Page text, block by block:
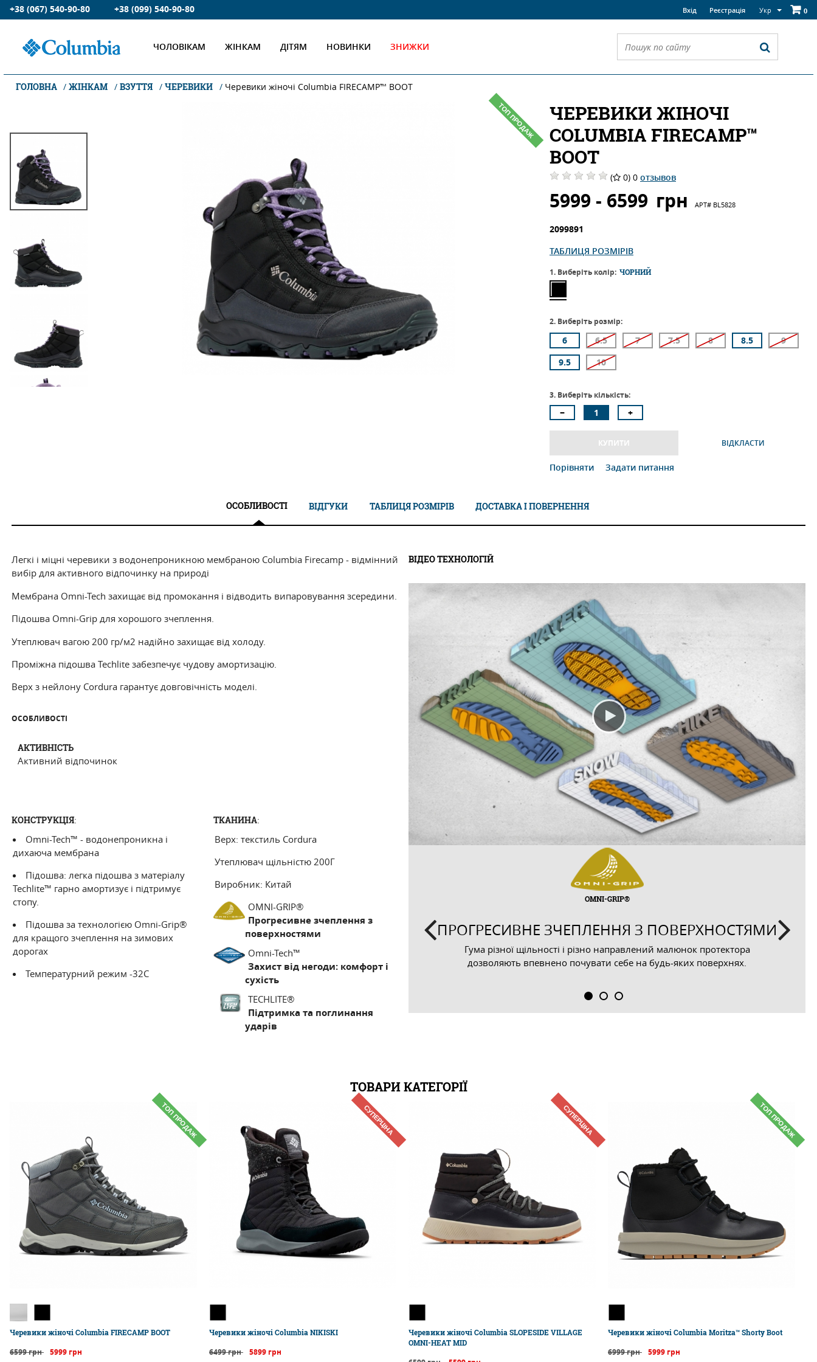
+38 (067) 540-90-80 +38 (099) 540-90-80 Вхід Реєстрація Укр 0
ЧОЛОВІКАМ ЖІНКАМ ДІТЯМ НОВИНКИ ЗНИЖКИ
ГОЛОВНА ЖІНКАМ ВЗУТТЯ ЧЕРЕВИКИ Черевики жіночі Columbia FIRECAMP™ BOOT
ТОП ПРОДАЖ
ЧЕРЕВИКИ ЖІНОЧІ
COLUMBIA FIRECAMP™
BOOT
( 0) 0 отзывов
5999 - 6599 грн АРТ# BL5828
2099891
ТАБЛИЦЯ РОЗМІРІВ
1. Виберіть колір: ЧОРНИЙ
2. Виберіть розмір:
6 6.5 7 7.5 8 8.5
9
9.5
10
3. Виберіть кількість:
КУПИТИ ВІДКЛАСТИ
Порівняти Задати питання
ОСОБЛИВОСТІ ВІДГУКИ ТАБЛИЦЯ РОЗМІРІВ ДОСТАВКА І ПОВЕРНЕННЯ
Легкі і міцні черевики з водонепроникною мембраною Columbia Firecamp - відмінний
вибір для активного відпочинку на природі
Мембрана Omni-Tech захищає від промокання і відводить випаровування зсередини.
Підошва Omni-Grip для хорошого зчеплення.
Утеплювач вагою 200 гр/м2 надійно захищає від холоду.
Проміжна підошва Techlite забезпечує чудову амортизацію.
Верх з нейлону Cordura гарантує довговічність моделі.
ОСОБЛИВОСТI
АКТИВНIСТЬ
Активний відпочинок
КОНСТРУКЦІЯ:
Omni-Tech™ - водонепроникна і
дихаюча мембрана
Підошва: легка підошва з матеріалу
Techlite™ гарно амортизує і підтримує
стопу.
Підошва за технологією Omni-Grip®
для кращого зчеплення на зимових
дорогах
Температурний режим -32С
ТКАНИНА:
Верх: текстиль Cordura
Утеплювач щільністю 200Г
Виробник: Китай
OMNI-GRIP®
Прогресивне зчеплення з
поверхностями
Omni-Tech™
Захист від негоди: комфорт і
сухість
TECHLITE®
Підтримка та поглинання
ударів
ВІДЕО ТЕХНОЛОГІЙ
ПІДТРИМКА ТА ПОГЛИНАННЯ УДАРІВ
Технологія Techlite була створена спеціально для забезпечення
комфорту під час активного відпочинку.
OMNI-GRIP®
ПРОГРЕСИВНЕ ЗЧЕПЛЕННЯ З ПОВЕРХНОСТЯМИ
Гума різної щільності і різно направлений малюнок протектора
дозволяють впевнено почувати себе на будь-яких поверхнях.
Previous
ТОВАРИ КАТЕГОРІЇ
ТОП ПРОДАЖ
Черевики жіночі Columbia FIRECAMP BOOT
6599 грн 5999 грн
СУПЕРЦІНА
Черевики жіночі Columbia NIKISKI
6499 грн 5899 грн
СУПЕРЦІНА
Черевики жіночі Columbia SLOPESIDE VILLAGE
OMNI-HEAT MID
ТОП ПРОДАЖ
Черевики жіночі Columbia Moritza™ Shorty Boot
6999 грн 5999 грн